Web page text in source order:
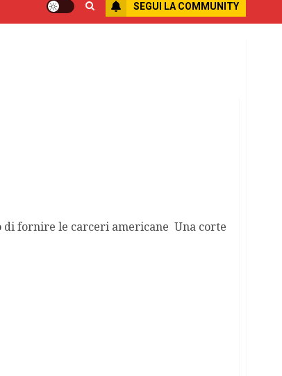
SEGUI LA COMMUNITY
di fornire le carceri americane Una corte